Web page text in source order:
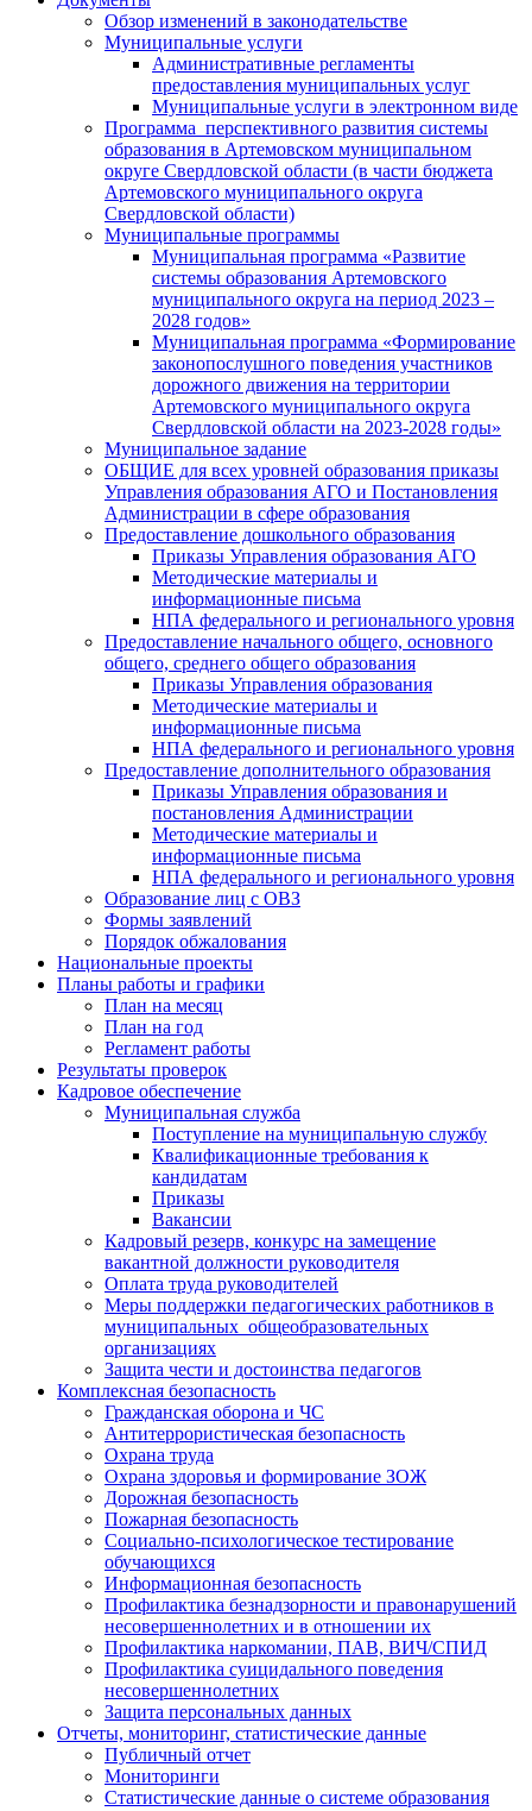
Обзор изменений в законодательстве
Муниципальные услуги
Административные регламенты
предоставления муниципальных услуг
Муниципальные услуги в электронном виде
Программа перспективного развития системы
образования в Артемовском муниципальном
округе Свердловской области (в части бюджета
Артемовского муниципального округа
Свердловской области)
Муниципальные программы
Муниципальная программа «Развитие
системы образования Артемовского
муниципального округа на период 2023 –
2028 годов»
Муниципальная программа «Формирование
законопослушного поведения участников
дорожного движения на территории
Артемовского муниципального округа
Свердловской области на 2023-2028 годы»
Муниципальное задание
ОБЩИЕ для всех уровней образования приказы
Управления образования АГО и Постановления
Администрации в сфере образования
Предоставление дошкольного образования
Приказы Управления образования АГО
Методические материалы и
информационные письма
НПА федерального и регионального уровня
Предоставление начального общего, основного
общего, среднего общего образования
Приказы Управления образования
Методические материалы и
информационные письма
НПА федерального и регионального уровня
Предоставление дополнительного образования
Приказы Управления образования и
постановления Администрации
Методические материалы и
информационные письма
НПА федерального и регионального уровня
Образование лиц с ОВЗ
Формы заявлений
Порядок обжалования
Национальные проекты
Планы работы и графики
План на месяц
План на год
Регламент работы
Результаты проверок
Кадровое обеспечение
Муниципальная служба
Поступление на муниципальную службу
Квалификационные требования к
кандидатам
Приказы
Вакансии
Кадровый резерв, конкурс на замещение
вакантной должности руководителя
Оплата труда руководителей
Меры поддержки педагогических работников в
муниципальных общеобразовательных
организациях
Защита чести и достоинства педагогов
Комплексная безопасность
Гражданская оборона и ЧС
Антитеррористическая безопасность
Охрана труда
Охрана здоровья и формирование ЗОЖ
Дорожная безопасность
Пожарная безопасность
Социально-психологическое тестирование
обучающихся
Информационная безопасность
Профилактика безнадзорности и правонарушений
несовершеннолетних и в отношении их
Профилактика наркомании, ПАВ, ВИЧ/СПИД
Профилактика суицидального поведения
несовершеннолетних
Защита персональных данных
Отчеты, мониторинг, статистические данные
Публичный отчет
Мониторинги
Статистические данные о системе образования